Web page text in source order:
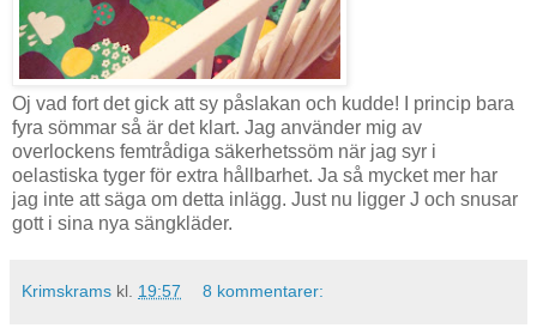
Oj vad fort det gick att sy påslakan och kudde! I princip bara
fyra sömmar så är det klart. Jag använder mig av
overlockens femtrådiga säkerhetssöm när jag syr i
oelastiska tyger för extra hållbarhet. Ja så mycket mer har
jag inte att säga om detta inlägg. Just nu ligger J och snusar
gott i sina nya sängkläder.
Krimskrams kl. 19:57 8 kommentarer: